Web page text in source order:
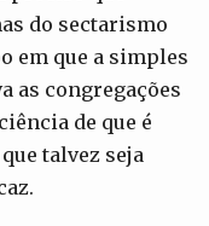
do sectarismo
em que a simples
as congregações
de que é
talvez seja